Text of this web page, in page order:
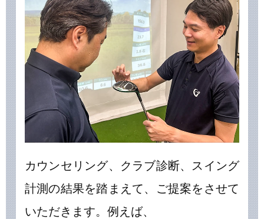
カウンセリング、クラブ診断、スイング
計測の結果を踏まえて、ご提案をさせて
いただきます。例えば、